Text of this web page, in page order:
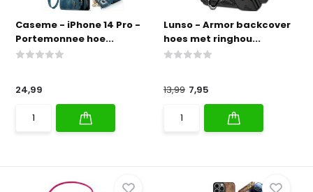
Caseme - iPhone 14 Pro -
Portemonnee hoe...
24,99
Lunso - Armor backcover
hoes met ringhou...
13,99 7,95